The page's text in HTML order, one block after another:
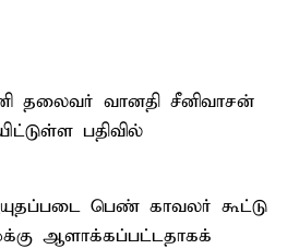
தலைவர் வானதி சீனிவாசன்
பதிவில்
பெண் காவலர் கூட்டு
ஆளாக்கப்பட்டதாகக்